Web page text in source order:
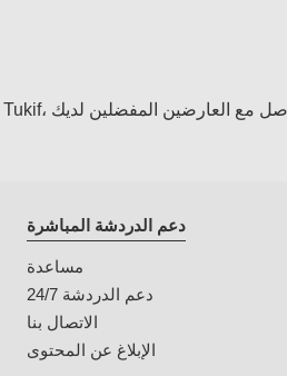
دعم الدردشة المباشرة
مساعدة
دعم الدردشة 24/7
الاتصال بنا
الإبلاغ عن المحتوى